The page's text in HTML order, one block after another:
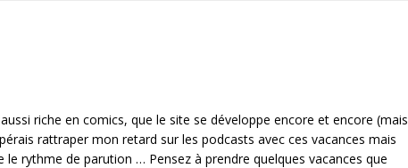
riche en comics, que le site se développe encore et encore (mais
rattraper mon retard sur les podcasts avec ces vacances mais
rythme de parution … Pensez à prendre quelques vacances que